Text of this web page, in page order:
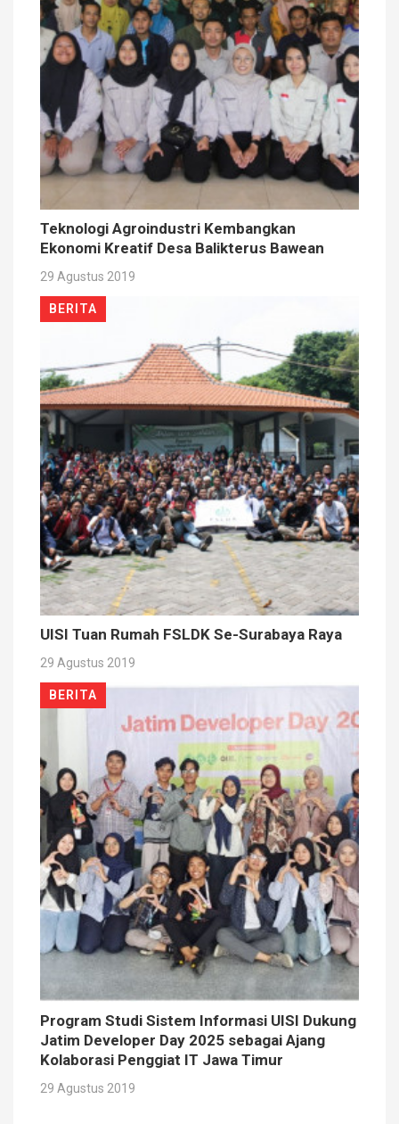
Teknologi Agroindustri Kembangkan
Ekonomi Kreatif Desa Balikterus Bawean
29 Agustus 2019
BERITA
UISI Tuan Rumah FSLDK Se-Surabaya Raya
29 Agustus 2019
BERITA
Program Studi Sistem Informasi UISI Dukung
Jatim Developer Day 2025 sebagai Ajang
Kolaborasi Penggiat IT Jawa Timur
29 Agustus 2019